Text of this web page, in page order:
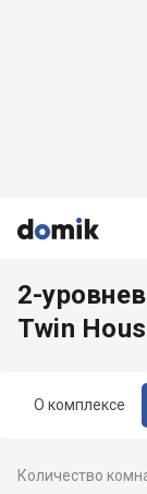



О комплексе
2-
Twin
Количество